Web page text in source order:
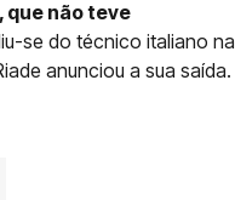
não teve
se do técnico italiano na
anunciou a sua saída.